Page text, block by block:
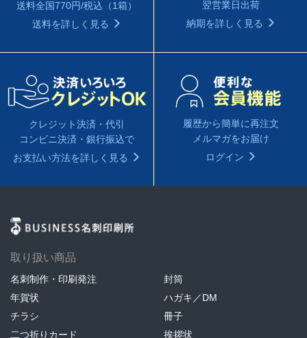
送料全国770円/税込（1箱）
送料を詳しく見る
翌営業日出荷
納期を詳しく見る
クレジット決済・代引
コンビニ決済・銀行振込で
お支払い方法を詳しく見る
履歴から簡単に再注文
メルマガをお届け
ログイン
取り扱い商品
名刺制作・印刷発注
封筒
年賀状
ハガキ／DM
チラシ
冊子
二つ折りカード
挨拶状